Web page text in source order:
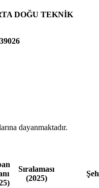
DOĞU TEKNİK
dayanmaktadır.
Sıralaması
(2025)